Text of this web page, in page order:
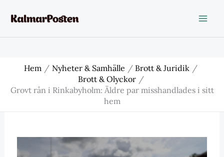
Hem Nyheter & Samhälle
Brott & Juridik
Brott & Olyckor
Grovt rån i Rinkabyholm: Äldre par misshandlades i sitt
hem